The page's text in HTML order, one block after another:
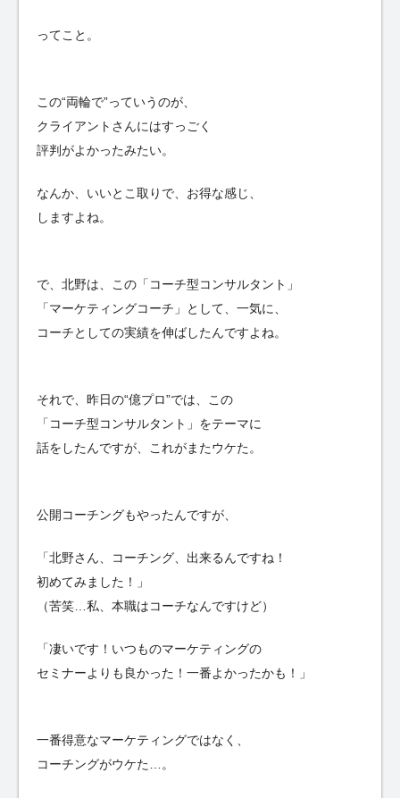
ってこと。
この“両輪で”っていうのが、
クライアントさんにはすっごく
評判がよかったみたい。
なんか、いいとこ取りで、お得な感じ、
しますよね。
で、北野は、この「コーチ型コンサルタント」
「マーケティングコーチ」として、一気に、
コーチとしての実績を伸ばしたんですよね。
それで、昨日の“億プロ”では、この
「コーチ型コンサルタント」をテーマに
話をしたんですが、これがまたウケた。
公開コーチングもやったんですが、
「北野さん、コーチング、出来るんですね！
初めてみました！」
（苦笑…私、本職はコーチなんですけど）
「凄いです！いつものマーケティングの
セミナーよりも良かった！一番よかったかも！」
一番得意なマーケティングではなく、
コーチングがウケた…。